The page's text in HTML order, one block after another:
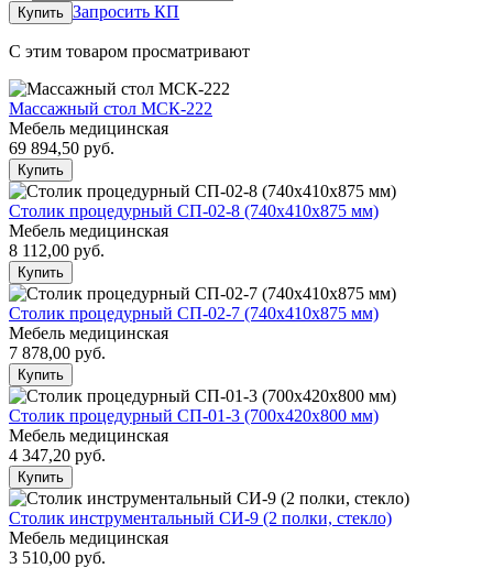
Купить Запросить КП
C этим товаром просматривают
Массажный стол МСК-222
Мебель медицинская
69 894,50 руб.
Купить
Столик процедурный СП-02-8 (740х410х875 мм)
Мебель медицинская
8 112,00 руб.
Купить
Столик процедурный СП-02-7 (740х410х875 мм)
Мебель медицинская
7 878,00 руб.
Купить
Столик процедурный СП-01-3 (700х420х800 мм)
Мебель медицинская
4 347,20 руб.
Купить
Столик инструментальный СИ-9 (2 полки, стекло)
Мебель медицинская
3 510,00 руб.